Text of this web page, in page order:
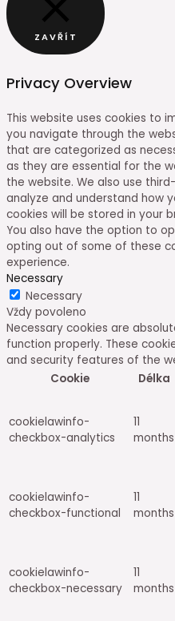
ZAVŘÍT
Privacy Overview
This website uses cookies to
you navigate through the
that are categorized as
as they are essential for the
the website. We also use
analyze and understand how
cookies will be stored in your
You also have the option to
opting out of some of these
experience.
Necessary
Necessary
Vždy povoleno
Necessary cookies are
function properly. These
and security features of the
Cookie
Délka
cookielawinfo-
checkbox-analytics
11
months
cookielawinfo-
checkbox-functional
11
months
cookielawinfo-
checkbox-necessary
11
months